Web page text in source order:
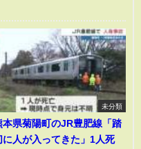
未分類
本県菊陽町のJR豊肥線「踏
に人が入ってきた」1人死